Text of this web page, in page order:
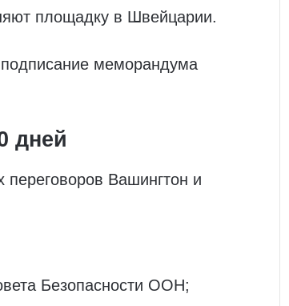
площадку в Швейцарии.
меморандума
дней
Вашингтон и
Безопасности ООН;